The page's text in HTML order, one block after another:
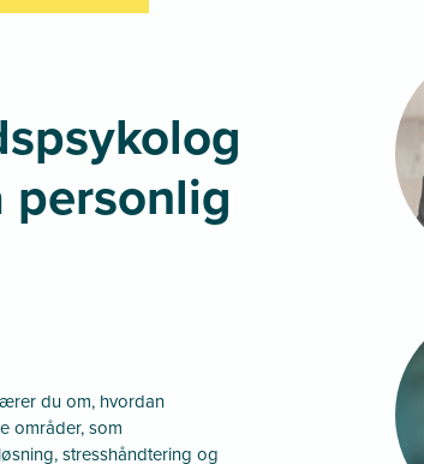
personlig
du om, hvordan
områder, som
stresshåndtering og